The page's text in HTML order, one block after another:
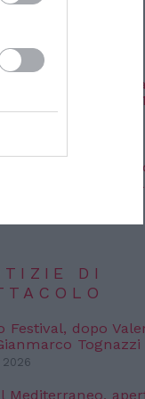
DI
misurata la
si estende per
nascosti
cercare i
DI
Festival, dopo
Tognazzi
2026
Mediterraneo,